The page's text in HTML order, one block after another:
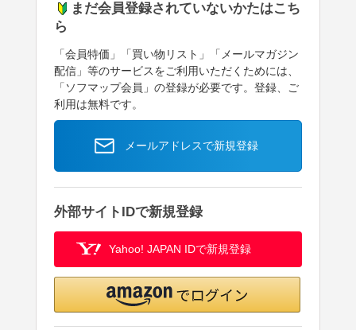
まだ会員登録されていないかたはこち
ら
「会員特価」「買い物リスト」「メールマガジン
配信」等のサービスをご利用いただくためには、
「ソフマップ会員」の登録が必要です。登録、ご
利用は無料です。
メールアドレスで新規登録
外部サイトIDで新規登録
Yahoo! JAPAN IDで新規登録